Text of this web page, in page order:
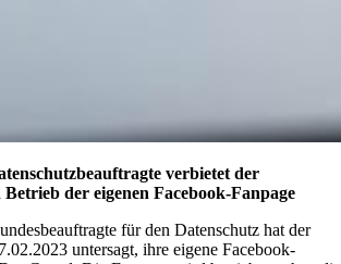
verbietet der
der eigenen Facebook-Fanpage
für den Datenschutz hat der
untersagt, ihre eigene Facebook-